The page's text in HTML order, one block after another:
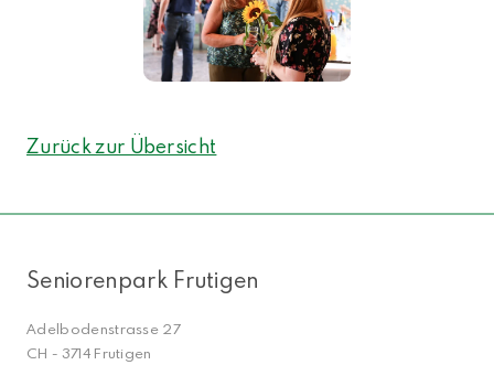
Zurück zur Übersicht
Seniorenpark Frutigen
Adelbodenstrasse 27
CH - 3714 Frutigen